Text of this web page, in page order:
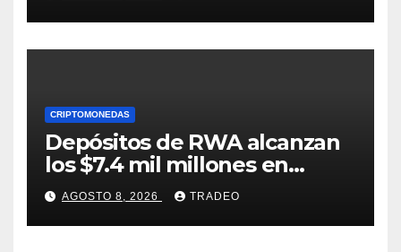
CRIPTOMONEDAS
Depósitos de RWA alcanzan
los $7.4 mil millones en
medio de la caída de DeFi
AGOSTO 8, 2026 TRADEO